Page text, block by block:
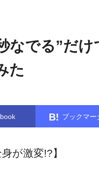
なでる”だ
た
B! ブックマー
が激変!?】